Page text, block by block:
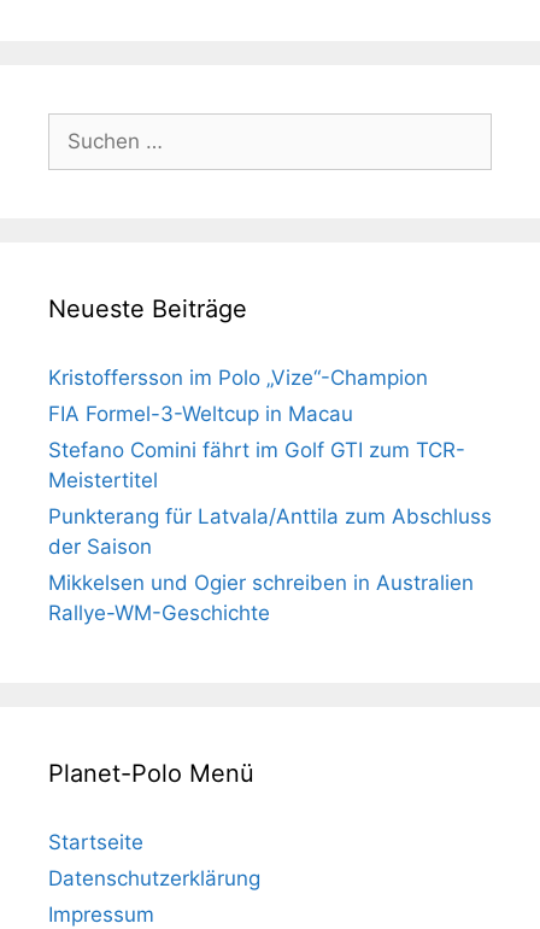
Suchen
nach:
Neueste Beiträge
Kristoffersson im Polo „Vize“-Champion
FIA Formel-3-Weltcup in Macau
Stefano Comini fährt im Golf GTI zum TCR-
Meistertitel
Punkterang für Latvala/Anttila zum Abschluss
der Saison
Mikkelsen und Ogier schreiben in Australien
Rallye-WM-Geschichte
Planet-Polo Menü
Startseite
Datenschutzerklärung
Impressum